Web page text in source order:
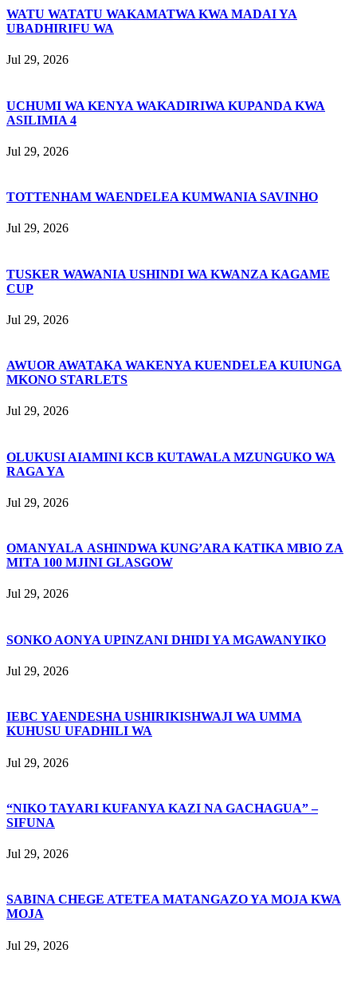
WATU WATATU WAKAMATWA KWA MADAI YA
UBADHIRIFU WA
Jul 29, 2026
UCHUMI WA KENYA WAKADIRIWA KUPANDA KWA
ASILIMIA 4
Jul 29, 2026
TOTTENHAM WAENDELEA KUMWANIA SAVINHO
Jul 29, 2026
TUSKER WAWANIA USHINDI WA KWANZA KAGAME
CUP
Jul 29, 2026
AWUOR AWATAKA WAKENYA KUENDELEA KUIUNGA
MKONO STARLETS
Jul 29, 2026
OLUKUSI AIAMINI KCB KUTAWALA MZUNGUKO WA
RAGA YA
Jul 29, 2026
OMANYALA ASHINDWA KUNG’ARA KATIKA MBIO ZA
MITA 100 MJINI GLASGOW
Jul 29, 2026
SONKO AONYA UPINZANI DHIDI YA MGAWANYIKO
Jul 29, 2026
IEBC YAENDESHA USHIRIKISHWAJI WA UMMA
KUHUSU UFADHILI WA
Jul 29, 2026
“NIKO TAYARI KUFANYA KAZI NA GACHAGUA” –
SIFUNA
Jul 29, 2026
SABINA CHEGE ATETEA MATANGAZO YA MOJA KWA
MOJA
Jul 29, 2026